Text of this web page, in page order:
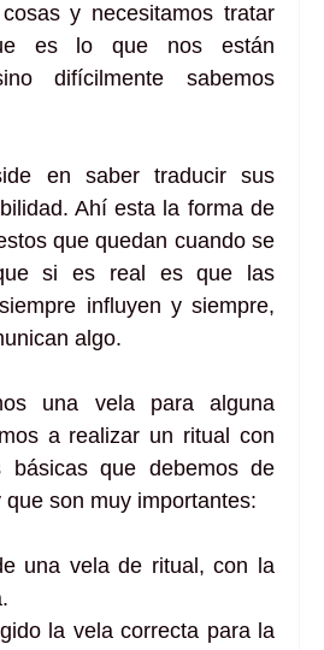
y necesitamos tratar
es lo que nos están
difícilmente sabemos
en saber traducir sus
Ahí esta la forma de
que quedan cuando se
si es real es que las
influyen y siempre,
algo.
una vela para alguna
a realizar un ritual con
básicas que debemos de
son muy importantes:
vela de ritual, con la
la vela correcta para la